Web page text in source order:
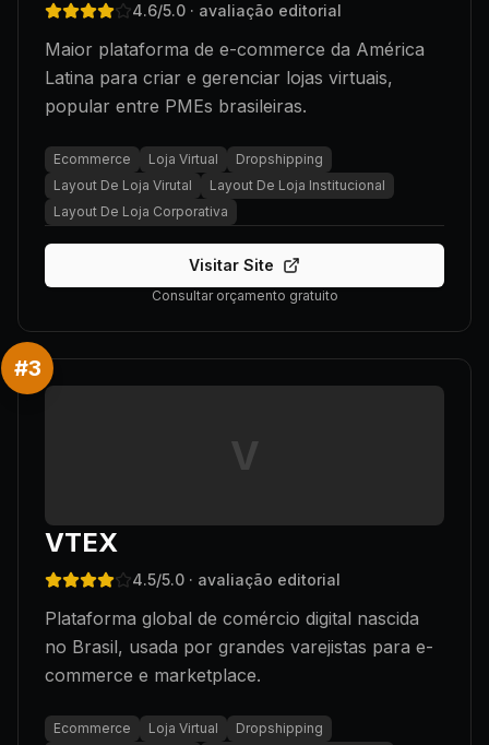
4.6/5.0 · avaliação editorial
Maior plataforma de e-commerce da América
Latina para criar e gerenciar lojas virtuais,
popular entre PMEs brasileiras.
Ecommerce Loja Virtual
Dropshipping
Layout De Loja Virutal
Layout De Loja Institucional
Layout De Loja Corporativa
Visitar Site
Consultar orçamento gratuito
#3
V
VTEX
4.5/5.0 · avaliação editorial
Plataforma global de comércio digital nascida
no Brasil, usada por grandes varejistas para e-
commerce e marketplace.
Ecommerce Loja Virtual
Dropshipping